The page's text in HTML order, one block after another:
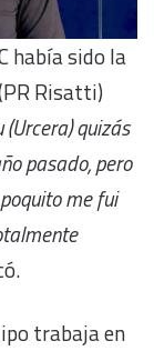
había sido la
Risatti)
quizás
pasado, pero
me fui
trabaja en